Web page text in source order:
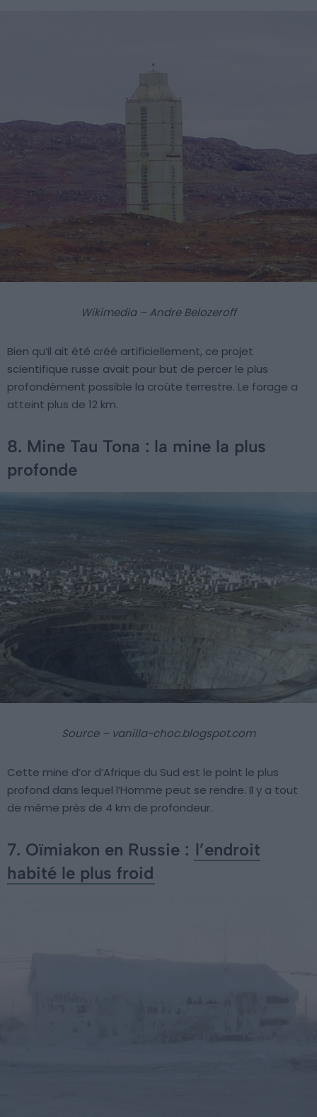
Wikimedia – Andre Belozeroff
Bien qu’il ait été créé artificiellement, ce projet
scientifique russe avait pour but de percer le plus
profondément possible la croûte terrestre. Le forage a
atteint plus de 12 km.
8. Mine Tau Tona : la mine la plus
profonde
Source – vanilla-choc.blogspot.com
Cette mine d’or d’Afrique du Sud est le point le plus
profond dans lequel l’Homme peut se rendre. Il y a tout
de même près de 4 km de profondeur.
7. Oïmiakon en Russie : l’endroit
habité le plus froid